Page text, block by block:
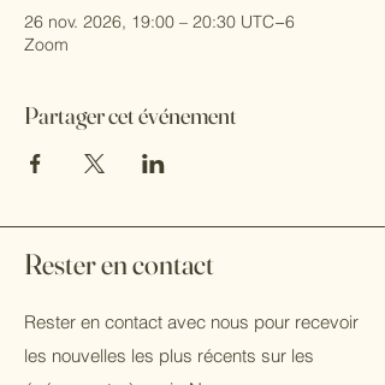
26 nov. 2026, 19:00 – 20:30 UTC−6
Zoom
Partager cet événement
Rester en contact
Rester en contact avec nous pour recevoir
les nouvelles les plus récents sur les